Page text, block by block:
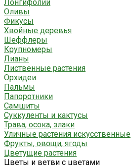
Лонгифолии
Оливы
Фикусы
Хвойные деревья
Шеффлеры
Крупномеры
Лианы
Лиственные растения
Орхидеи
Пальмы
Папоротники
Самшиты
Суккуленты и кактусы
Трава, осока, злаки
Уличные растения искусственные
Фрукты, овощи, ягоды
Цветущие растения
Цветы и ветви с цветами